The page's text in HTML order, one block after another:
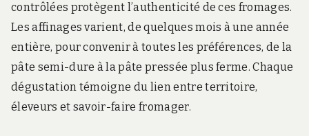
contrôlées protègent l’authenticité de ces fromages.
Les affinages varient, de quelques mois à une année
entière, pour convenir à toutes les préférences, de la
pâte semi-dure à la pâte pressée plus ferme. Chaque
dégustation témoigne du lien entre territoire,
éleveurs et savoir-faire fromager.